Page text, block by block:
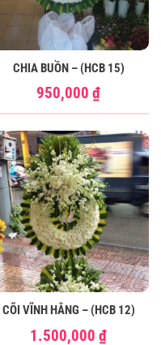
CHIA BUỒN – (HCB 15)
950,000 ₫
CÕI VĨNH HẰNG – (HCB 12)
1.500,000 ₫